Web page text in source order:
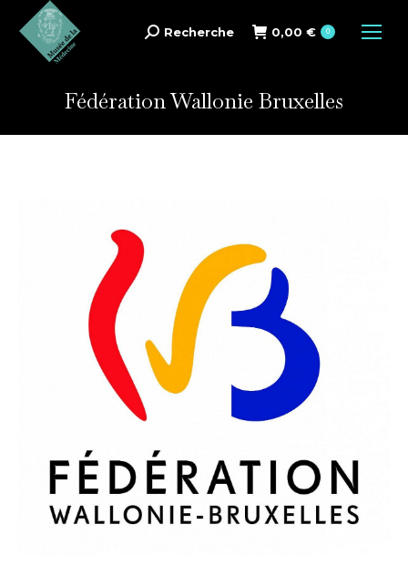
Search:
Recherche 0,00 € 0
Fédération Wallonie Bruxelles